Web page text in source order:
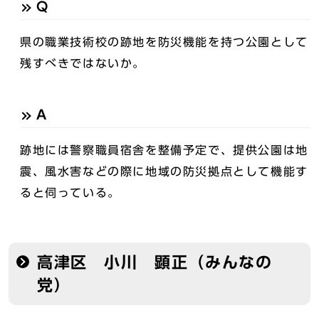
Q
県の職業技術校の跡地を防災機能を持つ公園として
残すべきではないか。
A
跡地には警察職員宿舎を整備予定で、提供公園は地
震、風水害などの際に地域の防災拠点として機能す
ると伺っている。
高津区 小川 顕正（みんなの
党）